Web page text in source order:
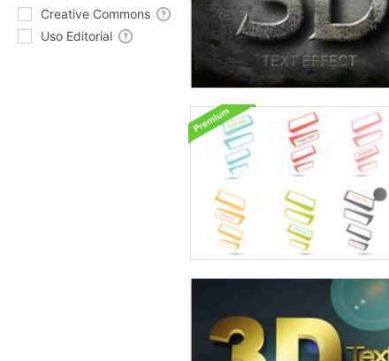
Creative Commons
Uso Editorial